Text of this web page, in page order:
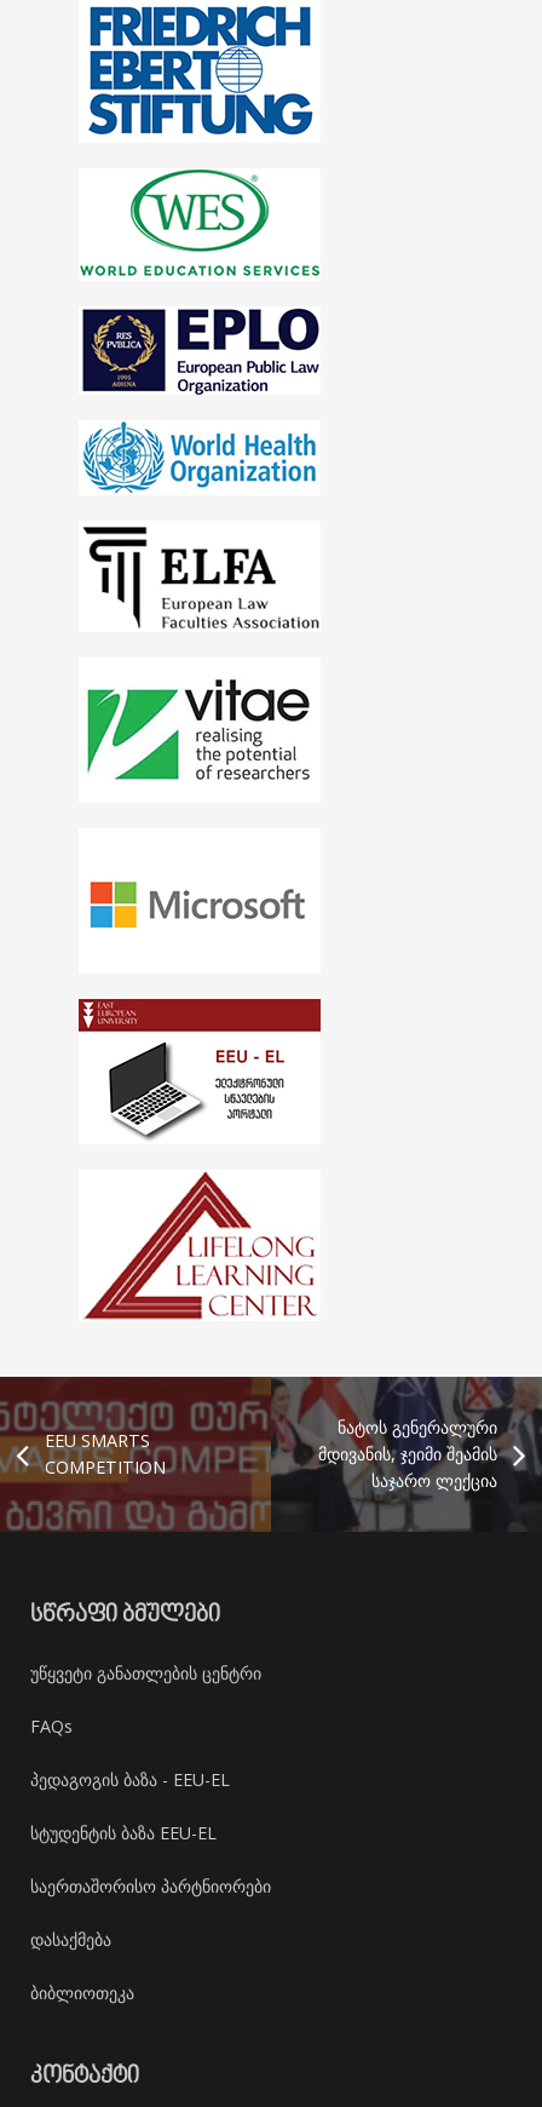
EEU SMARTS
COMPETITION
ნატოს გენერალური
მდივანის, ჯეიმი შეამის
საჯარო ლექცია
ᲡᲬᲠᲐᲤᲘ ᲑᲛᲣᲚᲔᲑᲘ
უწყვეტი განათლების ცენტრი
FAQs
პედაგოგის ბაზა - EEU-EL
სტუდენტის ბაზა EEU-EL
საერთაშორისო პარტნიორები
დასაქმება
ბიბლიოთეკა
ᲙᲝᲜᲢᲐᲥᲢᲘ